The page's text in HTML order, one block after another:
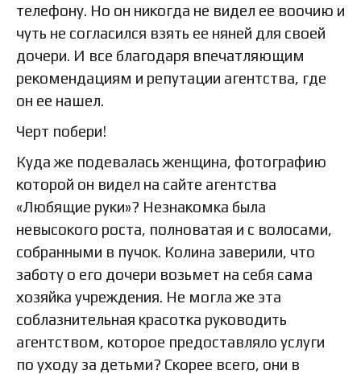
телефону. Но он никогда не видел ее воочию и
чуть не согласился взять ее няней для своей
дочери. И все благодаря впечатляющим
рекомендациям и репутации агентства, где
он ее нашел.
Черт побери!
Куда же подевалась женщина, фотографию
которой он видел на сайте агентства
«Любящие руки»? Незнакомка была
невысокого роста, полноватая и с волосами,
собранными в пучок. Колина заверили, что
заботу о его дочери возьмет на себя сама
хозяйка учреждения. Не могла же эта
соблазнительная красотка руководить
агентством, которое предоставляло услуги
по уходу за детьми? Скорее всего, они в